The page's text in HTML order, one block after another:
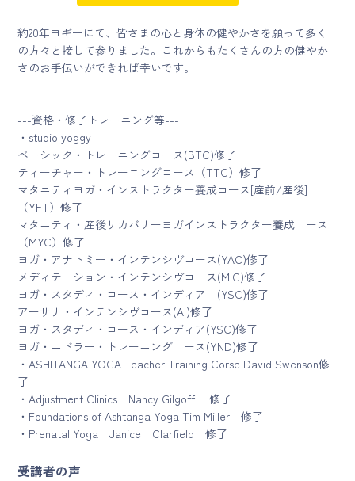
約20年ヨギーにて、皆さまの心と身体の健やかさを願って多く
の方々と接して参りました。これからもたくさんの方の健やか
さのお手伝いができれば幸いです。
---資格・修了トレーニング等---
・studio yoggy
ベーシック・トレーニングコース(BTC)修了
ティーチャー・トレーニングコース（TTC）修了
マタニティヨガ・インストラクター養成コース[産前/産後]
（YFT）修了
マタニティ・産後リカバリーヨガインストラクター養成コース
（MYC）修了
ヨガ・アナトミー・インテンシヴコース(YAC)修了
メディテーション・インテンシヴコース(MIC)修了
ヨガ・スタディ・コース・インディア (YSC)修了
アーサナ・インテンシヴコース(AI)修了
ヨガ・スタディ・コース・インディア(YSC)修了
ヨガ・ニドラー・トレーニングコース(YND)修了
・ASHITANGA YOGA Teacher Training Corse David Swenson修
了
・Adjustment Clinics Nancy Gilgoff 修了
・Foundations of Ashtanga Yoga Tim Miller 修了
・Prenatal Yoga Janice Clarfield 修了
受講者の声